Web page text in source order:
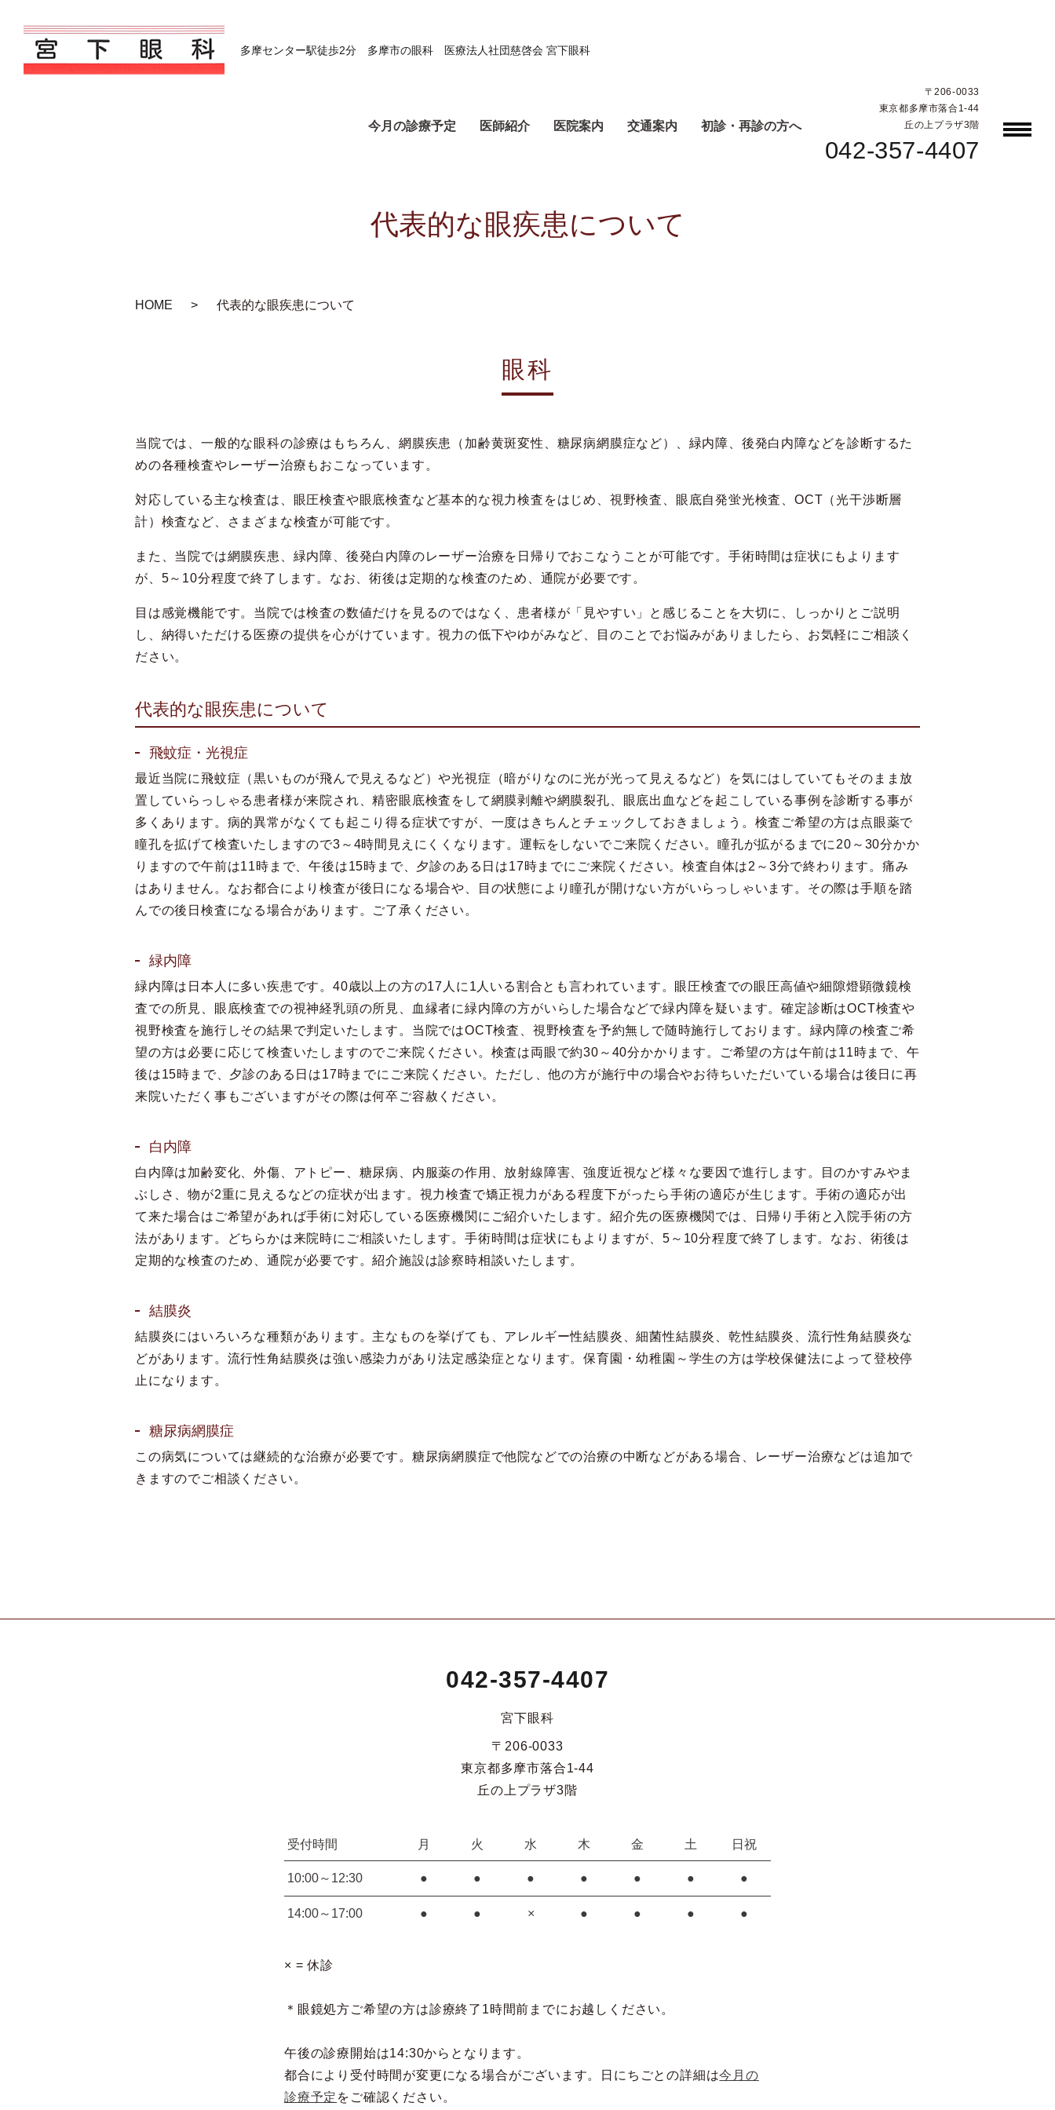
多摩センター駅徒歩2分 多摩市の眼科 医療法人社団慈啓会 宮下眼科
今月の診療予定 医師紹介 医院案内 交通案内 初診・再診の方へ
〒206-0033
東京都多摩市落合1-44
丘の上プラザ3階
042-357-4407
代表的な眼疾患について
HOME 代表的な眼疾患について
眼科
当院では、一般的な眼科の診療はもちろん、網膜疾患（加齢黄斑変性、糖尿病網膜症など）、緑内障、後発白内障などを診断するた
めの各種検査やレーザー治療もおこなっています。
対応している主な検査は、眼圧検査や眼底検査など基本的な視力検査をはじめ、視野検査、眼底自発蛍光検査、OCT（光干渉断層
計）検査など、さまざまな検査が可能です。
また、当院では網膜疾患、緑内障、後発白内障のレーザー治療を日帰りでおこなうことが可能です。手術時間は症状にもよります
が、5～10分程度で終了します。なお、術後は定期的な検査のため、通院が必要です。
目は感覚機能です。当院では検査の数値だけを見るのではなく、患者様が「見やすい」と感じることを大切に、しっかりとご説明
し、納得いただける医療の提供を心がけています。視力の低下やゆがみなど、目のことでお悩みがありましたら、お気軽にご相談く
ださい。
代表的な眼疾患について
飛蚊症・光視症
最近当院に飛蚊症（黒いものが飛んで見えるなど）や光視症（暗がりなのに光が光って見えるなど）を気にはしていてもそのまま放
置していらっしゃる患者様が来院され、精密眼底検査をして網膜剥離や網膜裂孔、眼底出血などを起こしている事例を診断する事が
多くあります。病的異常がなくても起こり得る症状ですが、一度はきちんとチェックしておきましょう。検査ご希望の方は点眼薬で
瞳孔を拡げて検査いたしますので3～4時間見えにくくなります。運転をしないでご来院ください。瞳孔が拡がるまでに20～30分かか
りますので午前は11時まで、午後は15時まで、夕診のある日は17時までにご来院ください。検査自体は2～3分で終わります。痛み
はありません。なお都合により検査が後日になる場合や、目の状態により瞳孔が開けない方がいらっしゃいます。その際は手順を踏
んでの後日検査になる場合があります。ご了承ください。
緑内障
緑内障は日本人に多い疾患です。40歳以上の方の17人に1人いる割合とも言われています。眼圧検査での眼圧高値や細隙燈顕微鏡検
査での所見、眼底検査での視神経乳頭の所見、血縁者に緑内障の方がいらした場合などで緑内障を疑います。確定診断はOCT検査や
視野検査を施行しその結果で判定いたします。当院ではOCT検査、視野検査を予約無しで随時施行しております。緑内障の検査ご希
望の方は必要に応じて検査いたしますのでご来院ください。検査は両眼で約30～40分かかります。ご希望の方は午前は11時まで、午
後は15時まで、夕診のある日は17時までにご来院ください。ただし、他の方が施行中の場合やお待ちいただいている場合は後日に再
来院いただく事もございますがその際は何卒ご容赦ください。
白内障
白内障は加齢変化、外傷、アトピー、糖尿病、内服薬の作用、放射線障害、強度近視など様々な要因で進行します。目のかすみやま
ぶしさ、物が2重に見えるなどの症状が出ます。視力検査で矯正視力がある程度下がったら手術の適応が生じます。手術の適応が出
て来た場合はご希望があれば手術に対応している医療機関にご紹介いたします。紹介先の医療機関では、日帰り手術と入院手術の方
法があります。どちらかは来院時にご相談いたします。手術時間は症状にもよりますが、5～10分程度で終了します。なお、術後は
定期的な検査のため、通院が必要です。紹介施設は診察時相談いたします。
結膜炎
結膜炎にはいろいろな種類があります。主なものを挙げても、アレルギー性結膜炎、細菌性結膜炎、乾性結膜炎、流行性角結膜炎な
どがあります。流行性角結膜炎は強い感染力があり法定感染症となります。保育園・幼稚園～学生の方は学校保健法によって登校停
止になります。
糖尿病網膜症
この病気については継続的な治療が必要です。糖尿病網膜症で他院などでの治療の中断などがある場合、レーザー治療などは追加で
きますのでご相談ください。
042-357-4407
宮下眼科
〒206-0033
東京都多摩市落合1-44
丘の上プラザ3階
受付時間 月 火 水 木 金 土 日祝
10:00～12:30 ● ● ● ● ● ● ●
14:00～17:00 ● ● × ● ● ● ●
× = 休診
＊眼鏡処方ご希望の方は診療終了1時間前までにお越しください。
午後の診療開始は14:30からとなります。
都合により受付時間が変更になる場合がございます。日にちごとの詳細は今月の
診療予定 をご確認ください。